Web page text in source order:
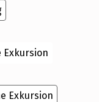
Exkursion